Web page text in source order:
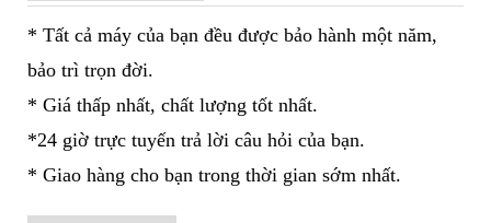
* Tất cả máy của bạn đều được bảo hành một năm,
bảo trì trọn đời.
* Giá thấp nhất, chất lượng tốt nhất.
*24 giờ trực tuyến trả lời câu hỏi của bạn.
* Giao hàng cho bạn trong thời gian sớm nhất.